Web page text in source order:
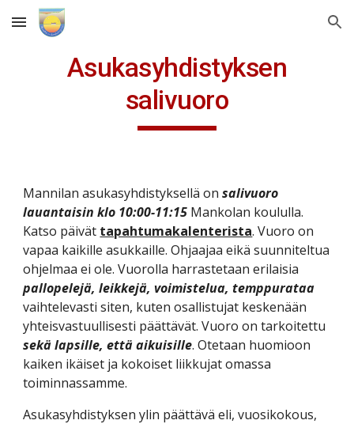
Skip to main content Skip to navigation
Asukasyhdistyksen
salivuoro
Mannilan asukasyhdistyksellä onsalivuoro
lauantaisin klo 10:00-11:15 Mankolan koululla.
Katso päivät tapahtumakalenterista. Vuoro on
vapaa kaikille asukkaille. Ohjaajaa eikä suunniteltua
ohjelmaa ei ole. Vuorolla harrastetaan erilaisia
pallopelejä, leikkejä, voimistelua, temppurataa
vaihtelevasti siten, kuten osallistujat keskenään
yhteisvastuullisesti päättävät. Vuoro on tarkoitettu
sekä lapsille, että aikuisille. Otetaan huomioon
kaiken ikäiset ja kokoiset liikkujat omassa
toiminnassamme.
Asukasyhdistyksen ylin päättävä eli, vuosikokous,